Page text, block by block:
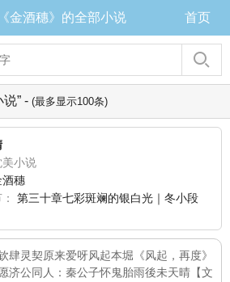
金酒穗》的全部小说 首页
” - (最多显示100条)
小说
酒穗
第三十章七彩斑斓的银白光｜冬小段
肆灵契原来爱呀风起本堀《风起，再度》
济公同人：秦公子怀鬼胎雨後未天晴 【文